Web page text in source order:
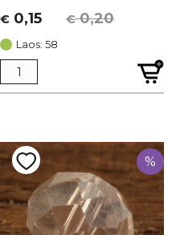
€0,20
Algne
hind
oli:
€ 0,20.
€ 0,15
Current
price
is:
€ 0,15.
Laos: 58
%